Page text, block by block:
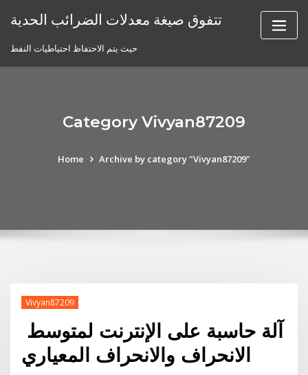
تتفوق صيغة معدلات الضرائب الحدية
حيث يتم الاحتفاظ احتياطيات النفط
Category Vivyan87209
Home Archive by category "Vivyan87209"
Vivyan87209
آلة حاسبة على الإنترنت لمتوسط ​​
الانحراف والانحراف المعياري